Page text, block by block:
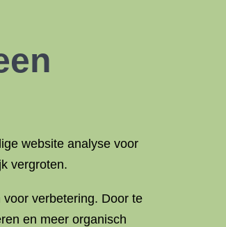
website analyse voor
vergroten.
verbetering. Door te
en meer organisch